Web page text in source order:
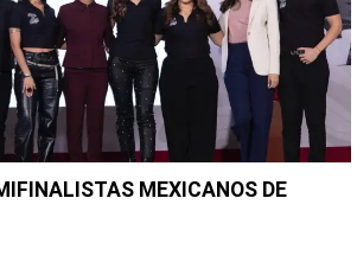
MEXICANOS DE